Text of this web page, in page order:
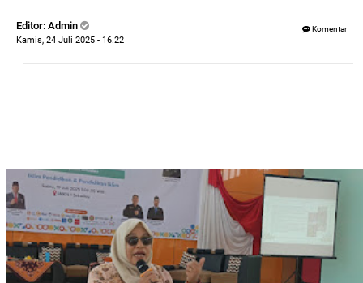
Editor: Admin
Kamis, 24 Juli 2025 - 16.22
Komentar